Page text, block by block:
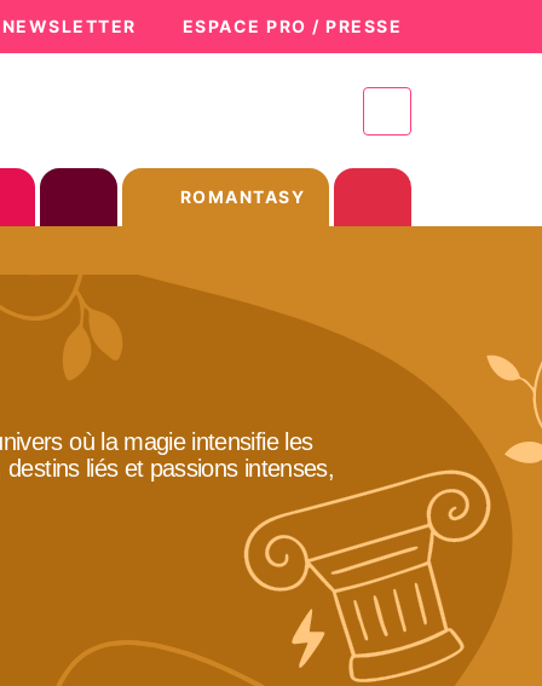
ESPACE PRO / PRESSE
ROMANTASY
où la magie intensifie les
liés et passions intenses,